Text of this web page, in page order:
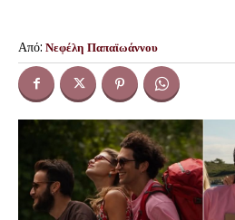
Από: Νεφέλη Παπαϊωάννου